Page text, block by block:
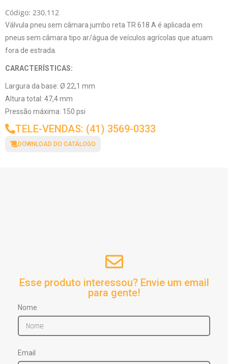
Código: 230.112
Válvula pneu sem câmara jumbo reta TR 618 A é aplicada em
pneus sem câmara tipo ar/água de veículos agrícolas que atuam
fora de estrada.
CARACTERÍSTICAS:
Largura da base: Ø 22,1 mm
Altura total: 47,4 mm
Pressão máxima: 150 psi
TELE-VENDAS: (41) 3569-0333
DOWNLOAD DO CATÁLOGO
Esse produto interessou? Envie um email
para gente!
Nome
Email